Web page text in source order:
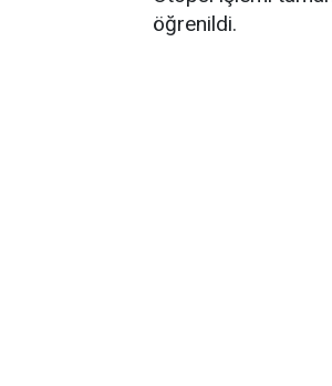
öğrenildi.